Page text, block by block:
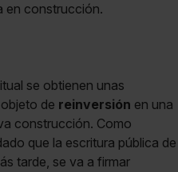
en construcción.
se obtienen unas
de reinversión en una
construcción. Como
que la escritura pública de
tarde, se va a firmar